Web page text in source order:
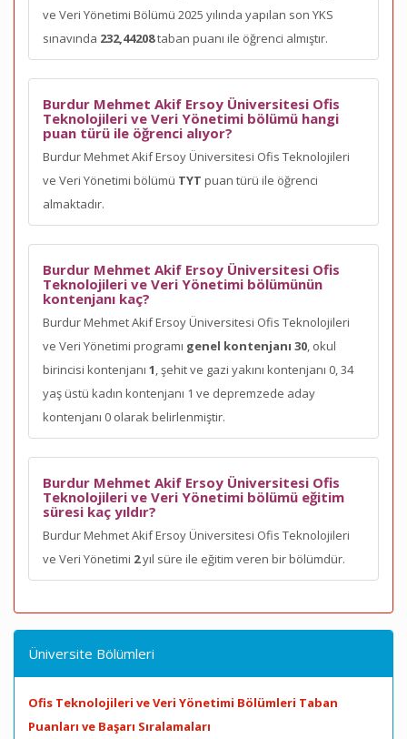
ve Veri Yönetimi Bölümü 2025 yılında yapılan son YKS
sınavında 232,44208taban puanı ile öğrenci almıştır.
Burdur Mehmet Akif Ersoy Üniversitesi Ofis
Teknolojileri ve Veri Yönetimi bölümü hangi
puan türü ile öğrenci alıyor?
Burdur Mehmet Akif Ersoy Üniversitesi Ofis Teknolojileri
ve Veri Yönetimi bölümü TYT puan türü ile öğrenci
almaktadır.
Burdur Mehmet Akif Ersoy Üniversitesi Ofis
Teknolojileri ve Veri Yönetimi bölümünün
kontenjanı kaç?
Burdur Mehmet Akif Ersoy Üniversitesi Ofis Teknolojileri
ve Veri Yönetimi programı genel kontenjanı 30, okul
birincisi kontenjanı 1, şehit ve gazi yakını kontenjanı 0, 34
yaş üstü kadın kontenjanı 1 ve depremzede aday
kontenjanı 0 olarak belirlenmiştir.
Burdur Mehmet Akif Ersoy Üniversitesi Ofis
Teknolojileri ve Veri Yönetimi bölümü eğitim
süresi kaç yıldır?
Burdur Mehmet Akif Ersoy Üniversitesi Ofis Teknolojileri
ve Veri Yönetimi 2yıl süre ile eğitim veren bir bölümdür.
Üniversite Bölümleri
Ofis Teknolojileri ve Veri Yönetimi Bölümleri Taban
Puanları ve Başarı Sıralamaları